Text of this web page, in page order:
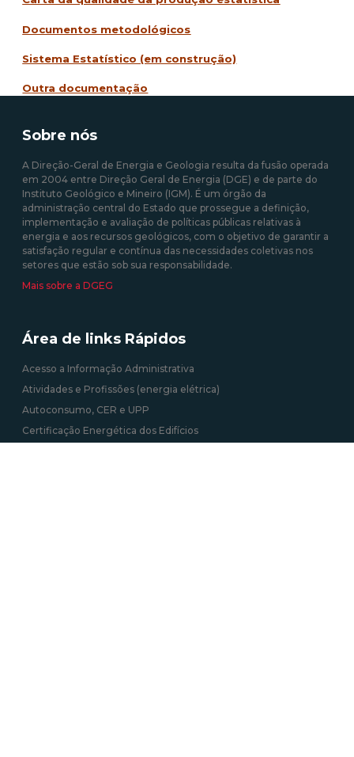
Documentos metodológicos
Sistema Estatístico (em construção)
Outra documentação
Sobre nós
A Direção-Geral de Energia e Geologia resulta da fusão operada
em 2004 entre Direção Geral de Energia (DGE) e de parte do
Instituto Geológico e Mineiro (IGM). É um órgão da
administração central do Estado que prossegue a definição,
implementação e avaliação de políticas públicas relativas à
energia e aos recursos geológicos, com o objetivo de garantir a
satisfação regular e contínua das necessidades coletivas nos
setores que estão sob sua responsabilidade.
Mais sobre a DGEG
Área de links Rápidos
Acesso a Informação Administrativa
Atividades e Profissões (energia elétrica)
Autoconsumo, CER e UPP
Certificação Energética dos Edifícios